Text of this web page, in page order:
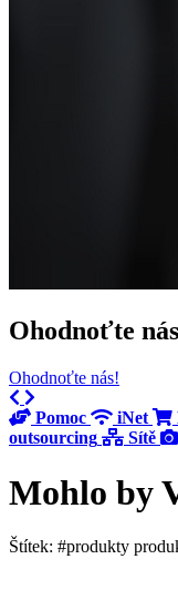
Ohodnoťte
Ohodnoťte nás!
Previous
Pomoc
iNet
outsourcing
Sítě
Mohlo by
Štítek: #produkty